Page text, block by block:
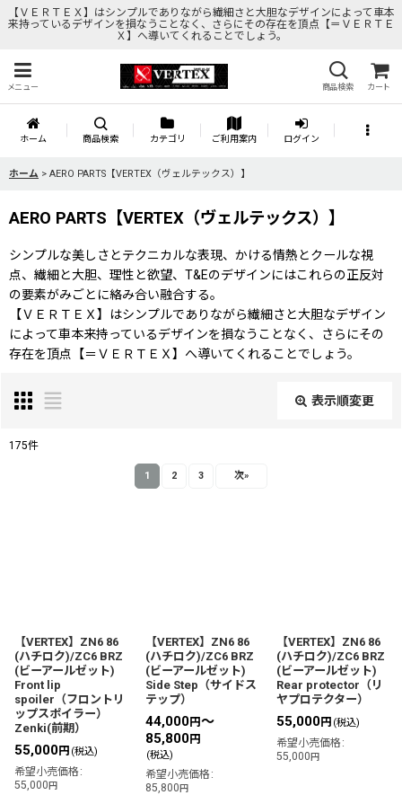
【ＶＥＲＴＥＸ】はシンプルでありながら繊細さと大胆なデザインによって車本
来持っているデザインを損なうことなく、さらにその存在を頂点【＝ＶＥＲＴＥ
Ｘ】へ導いてくれることでしょう。
メニュー 商品検索 カート
ホーム 商品検索 カテゴリ ご利用案内 ログイン
ホーム > AERO PARTS【VERTEX（ヴェルテックス）】
AERO PARTS【VERTEX（ヴェルテックス）】
シンプルな美しさとテクニカルな表現、かける情熱とクールな視
点、繊細と大胆、理性と欲望、T&Eのデザインにはこれらの正反対
の要素がみごとに絡み合い融合する。
【ＶＥＲＴＥＸ】はシンプルでありながら繊細さと大胆なデザイン
によって車本来持っているデザインを損なうことなく、さらにその
存在を頂点【＝ＶＥＲＴＥＸ】へ導いてくれることでしょう。
表示順変更
絞り込む
175件
1 2 3 次»
【VERTEX】ZN6 86
(ハチロク)/ZC6 BRZ
(ビーアールゼット)
Front lip
spoiler（フロントリ
ップスポイラー）
Zenki(前期）
55,000円 (税込)
希望小売価格 :
55,000円
【VERTEX】ZN6 86
(ハチロク)/ZC6 BRZ
(ビーアールゼット)
Side Step（サイドス
テップ）
44,000円～
85,800円
(税込)
希望小売価格 :
85,800円
【VERTEX】ZN6 86
(ハチロク)/ZC6 BRZ
(ビーアールゼット)
Rear protector（リ
ヤプロテクター）
55,000円 (税込)
希望小売価格 :
55,000円